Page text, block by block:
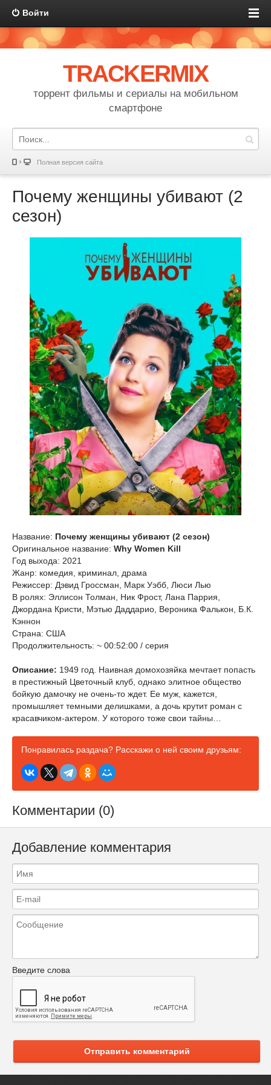
Войти
TRACKERMIX
торрент фильмы и сериалы на мобильном
смартфоне
Полная версия сайта
Почему женщины убивают (2
сезон)
Название: Почему женщины убивают (2 сезон)
Оригинальное название: Why Women Kill
Год выхода: 2021
Жанр: комедия, криминал, драма
Режиссер: Дэвид Гроссман, Марк Уэбб, Люси Лью
В ролях: Эллисон Толман, Ник Фрост, Лана Паррия,
Джордана Кристи, Мэтью Даддарио, Вероника Фалькон, Б.К.
Кэннон
Страна: США
Продолжительность: ~ 00:52:00 / серия
Описание: 1949 год. Наивная домохозяйка мечтает попасть
в престижный Цветочный клуб, однако элитное общество
бойкую дамочку не очень-то ждет. Ее муж, кажется,
промышляет темными делишками, а дочь крутит роман с
красавчиком-актером. У которого тоже свои тайны…
Понравилась раздача? Расскажи о ней своим друзьям:
Комментарии (0)
Добавление комментария
Введите слова
Отправить комментарий